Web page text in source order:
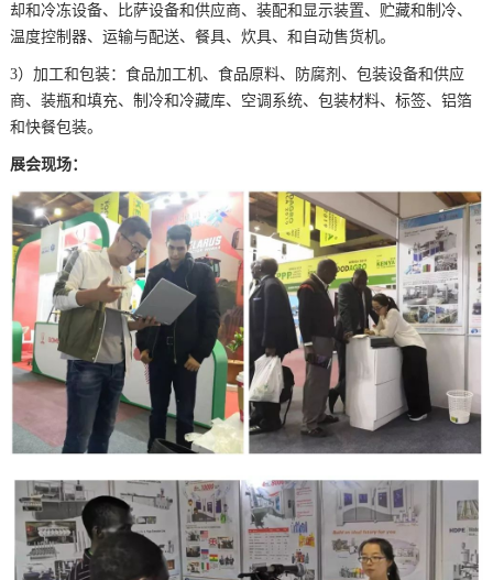
却和冷冻设备、比萨设备和供应商、装配和显示装置、贮藏和制冷、
温度控制器、运输与配送、餐具、炊具、和自动售货机。
3）加工和包装：食品加工机、食品原料、防腐剂、包装设备和供应
商、装瓶和填充、制冷和冷藏库、空调系统、包装材料、标签、铝箔
和快餐包装。
展会现场：